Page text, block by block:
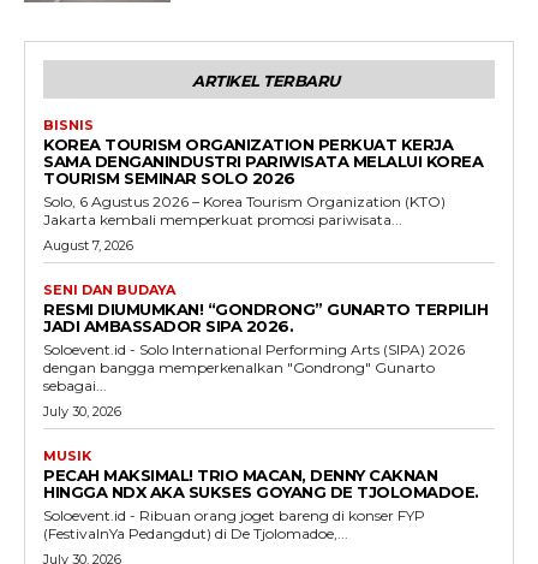
ARTIKEL TERBARU
BISNIS
KOREA TOURISM ORGANIZATION PERKUAT KERJA
SAMA DENGANINDUSTRI PARIWISATA MELALUI KOREA
TOURISM SEMINAR SOLO 2026
Solo, 6 Agustus 2026 – Korea Tourism Organization (KTO)
Jakarta kembali memperkuat promosi pariwisata...
August 7, 2026
SENI DAN BUDAYA
RESMI DIUMUMKAN! “GONDRONG” GUNARTO TERPILIH
JADI AMBASSADOR SIPA 2026.
Soloevent.id - Solo International Performing Arts (SIPA) 2026
dengan bangga memperkenalkan "Gondrong" Gunarto
sebagai...
July 30, 2026
MUSIK
PECAH MAKSIMAL! TRIO MACAN, DENNY CAKNAN
HINGGA NDX AKA SUKSES GOYANG DE TJOLOMADOE.
Soloevent.id - Ribuan orang joget bareng di konser FYP
(FestivalnYa Pedangdut) di De Tjolomadoe,...
July 30, 2026